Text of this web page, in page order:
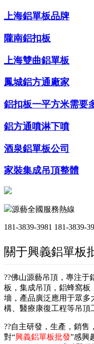
上海鋁單板品牌
隴南鋁扣板
上海雙曲鋁單板
鳳城鋁方通廠家
鋁扣板一平方米需要
鋁方通噴淋下噴
酒泉鋁單板公司
家裝集成吊頂整體
源藝全國服務熱線
181-3839-3981 181-3839-
關于興義鋁單板
??佛山源藝吊頂，專注于
板，集成吊頂，鋁蜂窩板
墻，產品廣泛應用于眾多
構、醫療康復工程等吊頂
??自主研發，生產，銷售
對“興義鋁單板批發”感興